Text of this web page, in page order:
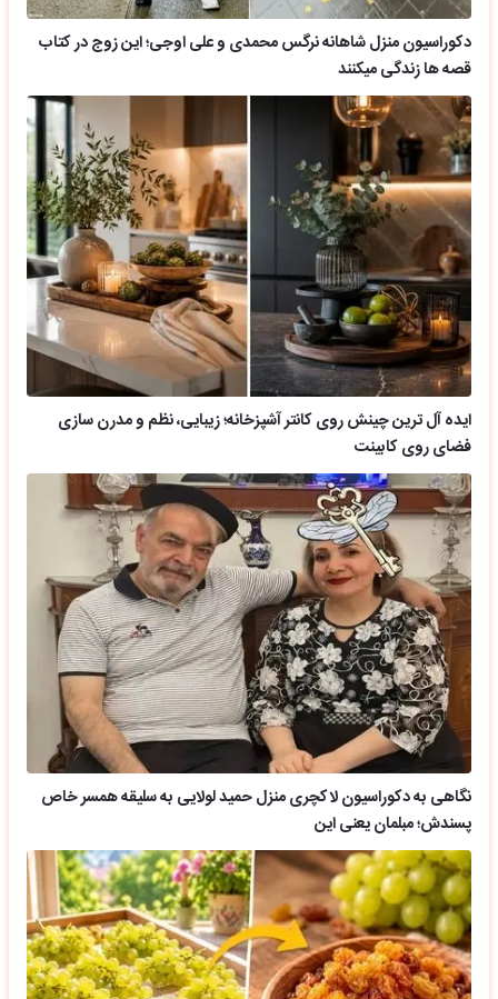
دکوراسیون منزل شاهانه نرگس محمدی و علی اوجی؛ این زوج در کتاب
قصه ها زندگی میکنند
ایده آل ترین چینش روی کانتر آشپزخانه؛ زیبایی، نظم و مدرن سازی
فضای روی کابینت
نگاهی به دکوراسیون لاکچری منزل حمید لولایی به سلیقه همسر خاص
پسندش؛ مبلمان یعنی این